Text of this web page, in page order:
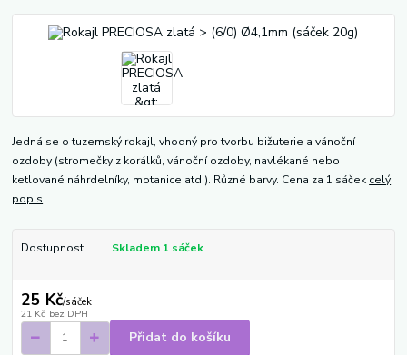
Jedná se o tuzemský rokajl, vhodný pro tvorbu bižuterie a vánoční
ozdoby (stromečky z korálků, vánoční ozdoby, navlékané nebo
ketlované náhrdelníky, motanice atd.). Různé barvy. Cena za 1 sáček celý
popis
Dostupnost Skladem 1 sáček
25 Kč/sáček
21 Kč bez DPH
Přidat do košíku